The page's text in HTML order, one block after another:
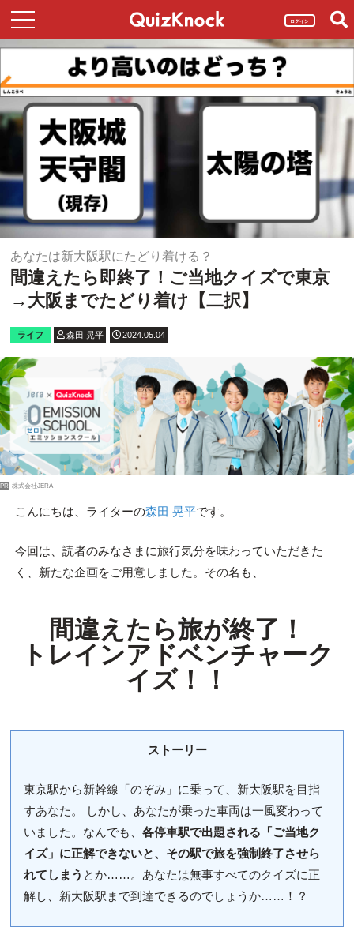
ログイン
あなたは新大阪駅にたどり着ける？
間違えたら即終了！ご当地クイズで東京
→大阪までたどり着け【二択】
ライフ 森田 晃平 2024.05.04
PR 株式会社JERA
こんにちは、ライターの森田 晃平です。
今回は、読者のみなさまに旅行気分を味わっていただきた
く、新たな企画をご用意しました。その名も、
間違えたら旅が終了！
トレインアドベンチャーク
イズ！！
ストーリー
東京駅から新幹線「のぞみ」に乗って、新大阪駅を目指
すあなた。 しかし、あなたが乗った車両は一風変わって
いました。なんでも、 各停車駅で出題される「ご当地ク
イズ」に正解できないと、その駅で旅を強制終了させら
れてしまう とか……。あなたは無事すべてのクイズに正
解し、新大阪駅まで到達できるのでしょうか……！？